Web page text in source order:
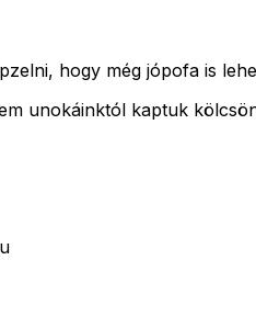
hogy még jópofa is
unokáinktól kaptuk